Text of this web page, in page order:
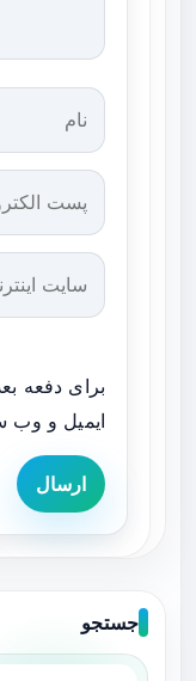
برای دفعه
ایمیل و وب
ارسال
جستجو